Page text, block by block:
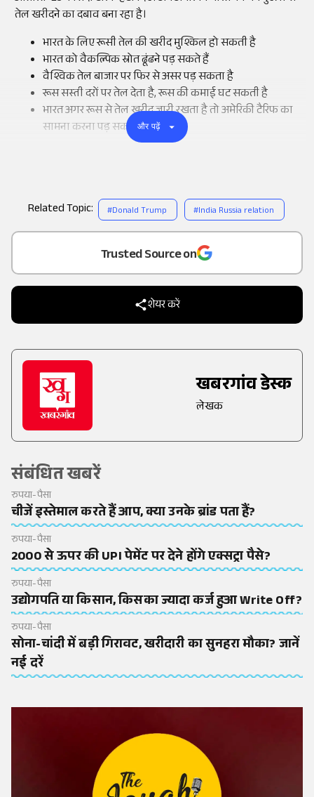
Add
as a
Trusted Source on
शेयर करें
खबरगांव डेस्क
लेखक
संबंधित खबरें
रुपया-पैसा
चीजें इस्तेमाल करते हैं आप, क्या उनके ब्रांड पता हैं?
रुपया-पैसा
2000 से ऊपर की UPI पेमेंट पर देने होंगे एक्सट्रा पैसे?
रुपया-पैसा
उद्योगपति या किसान, किसका ज्यादा कर्ज हुआ Write Off?
रुपया-पैसा
सोना-चांदी में बड़ी गिरावट, खरीदारी का सुनहरा मौका? जानें
नई दरें
तेल खरीदने का दबाव बना रहा है।
भारत के लिए रूसी तेल की खरीद मुश्किल हो सकती है
भारत को वैकल्पिक स्रोत ढूंढने पड़ सकते हैं
वैश्विक तेल बाजार पर फिर से असर पड़ सकता है
रूस सस्ती दरों पर तेल देता है, रूस की कमाई घट सकती है
भारत अगर रूस से तेल खरीद जारी रखता है तो अमेरिकी टैरिफ का
सामना करना पड़ सकता हैऔर पढ़ें
Related Topic: #Donald Trump #India Russia relation